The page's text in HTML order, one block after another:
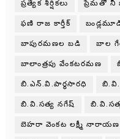
ప్రత్యేక శీర్షికలు ప్రేమతో
ఫణి రాజ కార్తీక్
బాపురమణల బడి బాల
బాలాంత్రపు వేంకటరమణ
బి.ఎన్.వి.పార్ధసారధి బి.వి.
బి.వి.సత్య నగేష్
బెహరా వెంకట లక్ష్మీ నారాయణ